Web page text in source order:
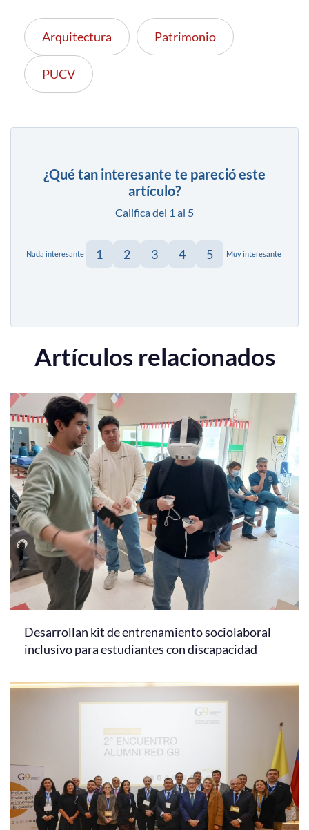
Arquitectura Patrimonio
PUCV
¿Qué tan interesante te pareció este
artículo?
Califica del 1 al 5
Nada interesante 1 2 3 4 5 Muy interesante
Artículos relacionados
Desarrollan kit de entrenamiento sociolaboral
inclusivo para estudiantes con discapacidad